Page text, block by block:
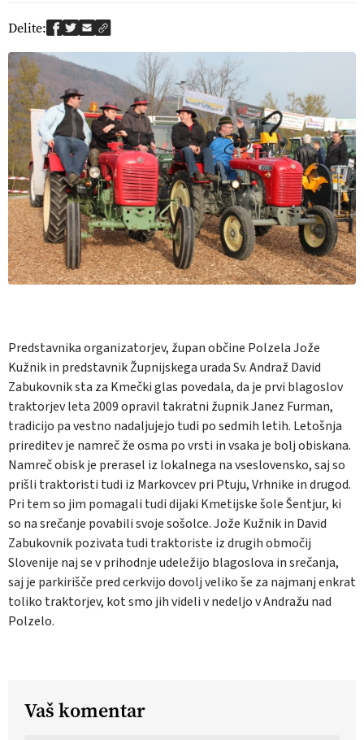
Delite:
Predstavnika organizatorjev, župan občine Polzela Jože
Kužnik in predstavnik Župnijskega urada Sv. Andraž David
Zabukovnik sta za Kmečki glas povedala, da je prvi blagoslov
traktorjev leta 2009 opravil takratni župnik Janez Furman,
tradicijo pa vestno nadaljujejo tudi po sedmih letih. Letošnja
prireditev je namreč že osma po vrsti in vsaka je bolj obiskana.
Namreč obisk je prerasel iz lokalnega na vseslovensko, saj so
prišli traktoristi tudi iz Markovcev pri Ptuju, Vrhnike in drugod.
Pri tem so jim pomagali tudi dijaki Kmetijske šole Šentjur, ki
so na srečanje povabili svoje sošolce. Jože Kužnik in David
Zabukovnik pozivata tudi traktoriste iz drugih območij
Slovenije naj se v prihodnje udeležijo blagoslova in srečanja,
saj je parkirišče pred cerkvijo dovolj veliko še za najmanj enkrat
toliko traktorjev, kot smo jih videli v nedeljo v Andražu nad
Polzelo.
Vaš komentar